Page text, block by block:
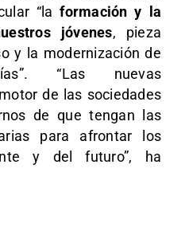
“laformación y la
jóvenes, pieza
y la modernización de
“Las nuevas
de las sociedades
de que tengan las
para afrontar los
y del futuro”, ha